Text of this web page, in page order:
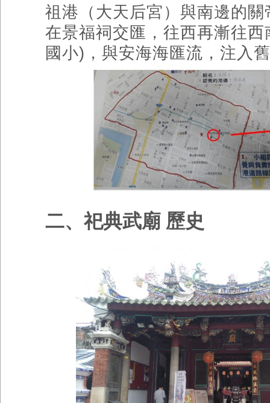
祖港（大天后宮）與南邊的
在景福祠交匯，往西再漸往西
國小) ，與安海海匯流，注入
二、祀典武廟 歷史